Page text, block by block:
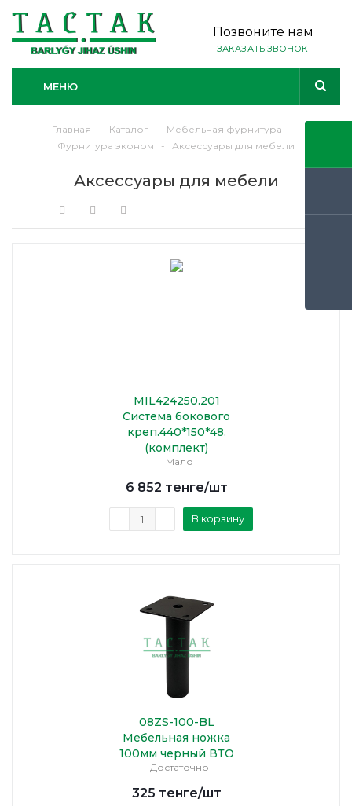
Позвоните нам
ЗАКАЗАТЬ ЗВОНОК
МЕНЮ
Главная - Каталог - Мебельная фурнитура
-
Фурнитура эконом
- Аксессуары для мебели
Аксессуары для мебели
MIL424250.201
Система бокового
креп.440*150*48.
(комплект)
Мало
6 852 тенге/шт
В корзину
08ZS-100-BL
Мебельная ножка
100мм черный ВТО
Достаточно
325 тенге/шт